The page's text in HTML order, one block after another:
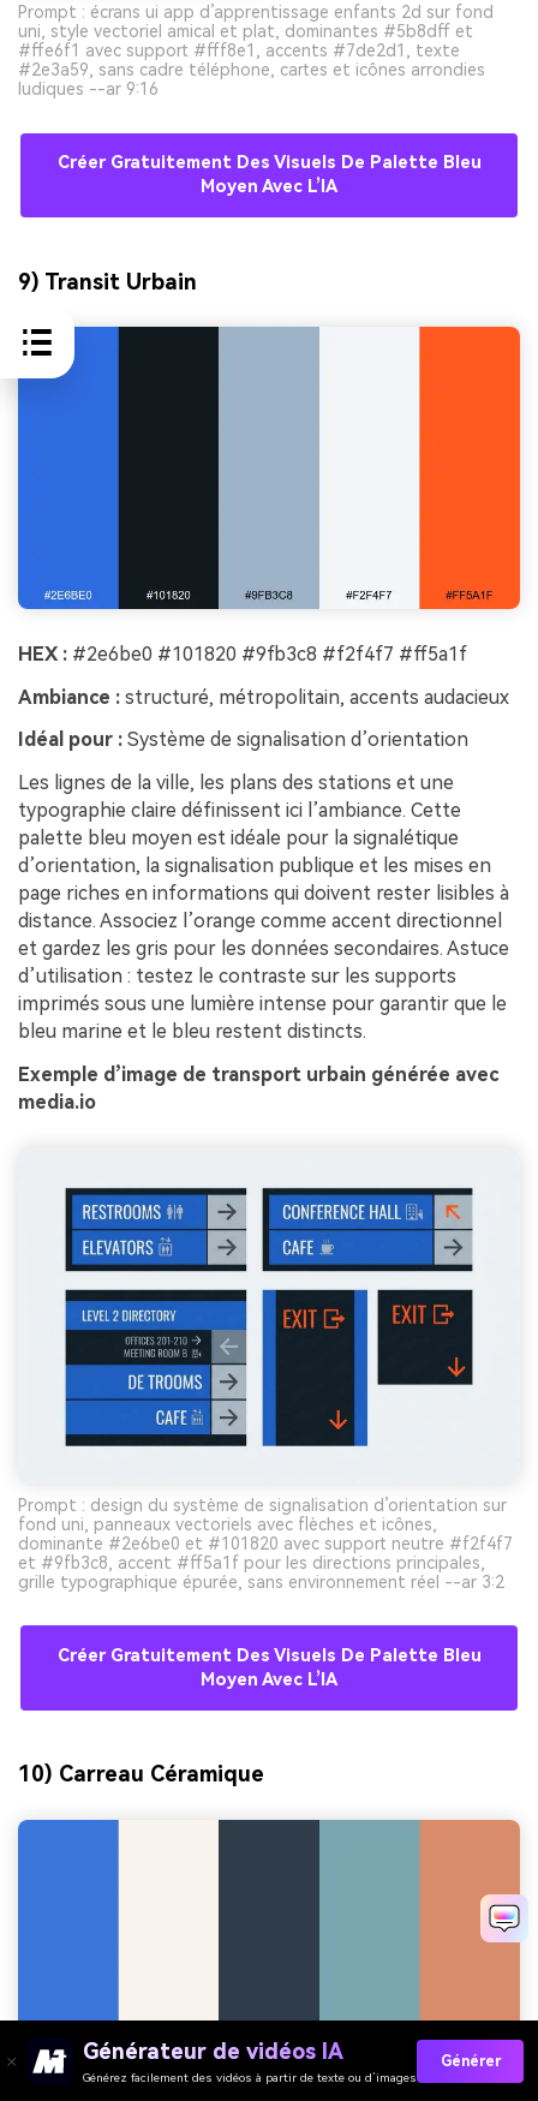
Prompt : écrans ui app d’apprentissage enfants 2d sur fond
uni, style vectoriel amical et plat, dominantes #5b8dff et
#ffe6f1 avec support #fff8e1, accents #7de2d1, texte
#2e3a59, sans cadre téléphone, cartes et icônes arrondies
ludiques --ar 9:16
Créer Gratuitement Des Visuels De Palette Bleu
Moyen Avec L’IA
9) Transit Urbain
HEX : #2e6be0 #101820 #9fb3c8 #f2f4f7 #ff5a1f
Ambiance : structuré, métropolitain, accents audacieux
Idéal pour : Système de signalisation d’orientation
Les lignes de la ville, les plans des stations et une
typographie claire définissent ici l’ambiance. Cette
palette bleu moyen est idéale pour la signalétique
d’orientation, la signalisation publique et les mises en
page riches en informations qui doivent rester lisibles à
distance. Associez l’orange comme accent directionnel
et gardez les gris pour les données secondaires. Astuce
d’utilisation : testez le contraste sur les supports
imprimés sous une lumière intense pour garantir que le
bleu marine et le bleu restent distincts.
Exemple d’image de transport urbain générée avec
media.io
Prompt : design du système de signalisation d’orientation sur
fond uni, panneaux vectoriels avec flèches et icônes,
dominante #2e6be0 et #101820 avec support neutre #f2f4f7
et #9fb3c8, accent #ff5a1f pour les directions principales,
grille typographique épurée, sans environnement réel --ar 3:2
Créer Gratuitement Des Visuels De Palette Bleu
Moyen Avec L’IA
10) Carreau Céramique
Générateur de vidéos IA
Générez facilement des vidéos à partir de texte ou d’images
Générer